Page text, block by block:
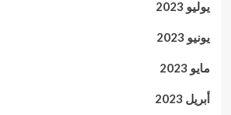
يوليو 2023
يونيو 2023
مايو 2023
أبريل 2023